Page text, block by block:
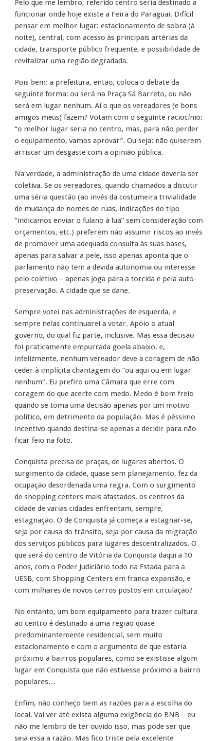
Pelo que me lembro, referido centro seria destinado a
funcionar onde hoje existe a Feira do Paraguai. Difícil
pensar em melhor lugar: estacionamento de sobra (à
noite), central, com acesso às principais artérias da
cidade, transporte público frequente, e possibilidade de
revitalizar uma região degradada.
Pois bem: a prefeitura, então, coloca o debate da
seguinte forma: ou será na Praça Sá Barreto, ou não
será em lugar nenhum. Aí o que os vereadores (e bons
amigos meus) fazem? Votam com o seguinte raciocínio:
“o melhor lugar seria no centro, mas, para não perder
o equipamento, vamos aprovar”. Ou seja: não quiserem
arriscar um desgaste com a opinião pública.
Na verdade, a administração de uma cidade deveria ser
coletiva. Se os vereadores, quando chamados a discutir
uma séria questão (ao invés da costumeira trivialidade
de mudança de nomes de ruas, indicações do tipo
“indicamos enviar o fulano à lua” sem consideração com
orçamentos, etc.) preferem não assumir riscos ao invés
de promover uma adequada consulta às suas bases,
apenas para salvar a pele, isso apenas aponta que o
parlamento não tem a devida autonomia ou interesse
pelo coletivo – apenas joga para a torcida e pela auto-
preservação. A cidade que se dane.
Sempre votei nas administrações de esquerda, e
sempre nelas continuarei a votar. Apóio o atual
governo, do qual fiz parte, inclusive. Mas essa decisão
foi praticamente empurrada goela abaixo, e,
infelizmente, nenhum vereador deve a coragem de não
ceder à implícita chantagem do “ou aqui ou em lugar
nenhum”. Eu prefiro uma Câmara que erre com
coragem do que acerte com medo. Medo é bom freio
quando se toma uma decisão apenas por um motivo
político, em detrimento da população. Mas é péssimo
incentivo quando destina-se apenas a decidir para não
ficar feio na foto.
Conquista precisa de praças, de lugares abertos. O
surgimento da cidade, quase sem planejamento, fez da
ocupação desordenada uma regra. Com o surgimento
de shopping centers mais afastados, os centros da
cidade de varias cidades enfrentam, sempre,
estagnação. O de Conquista já começa a estagnar-se,
seja por causa do trânsito, seja por causa da migração
dos serviços públicos para lugares descentralizados. O
que será do centro de Vitória da Conquista daqui a 10
anos, com o Poder Judiciário todo na Estada para a
UESB, com Shopping Centers em franca expansão, e
com milhares de novos carros postos em circulação?
No entanto, um bom equipamento para trazer cultura
ao centro é destinado a uma região quase
predominantemente residencial, sem muito
estacionamento e com o argumento de que estaria
próximo a bairros populares, como se existisse algum
lugar em Conquista que não estivesse próximo a bairro
populares…
Enfim, não conheço bem as razões para a escolha do
local. Vai ver até exista alguma exigência do BNB – eu
não me lembro de ter ouvido isso, mas pode ser que
seja essa a razão. Mas fico triste pela excelente